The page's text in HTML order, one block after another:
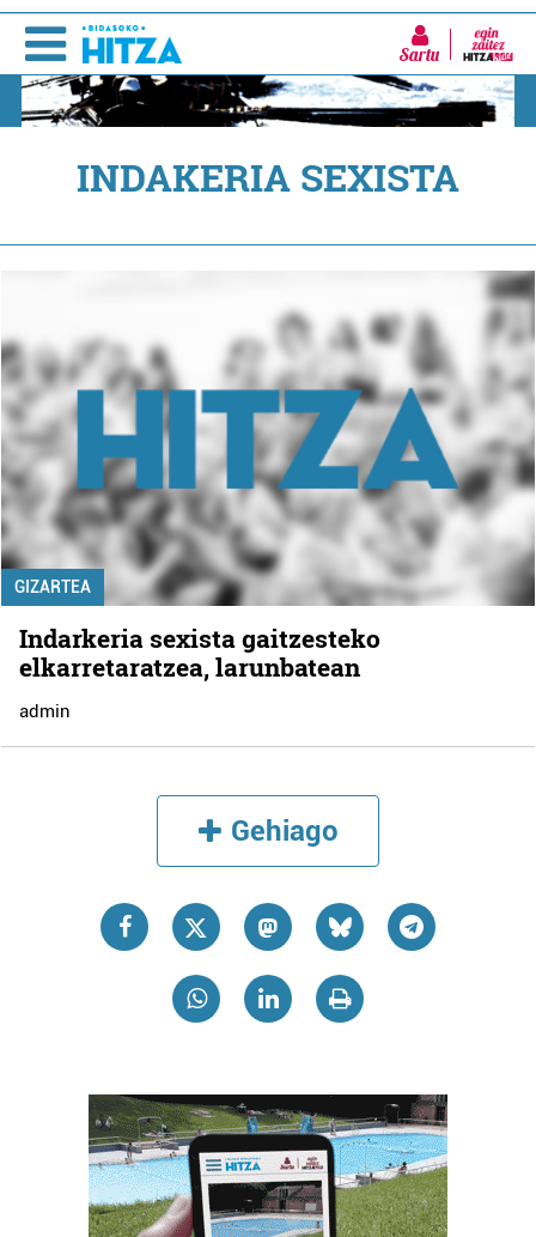
Sartu
INDAKERIA SEXISTA
GIZARTEA
Indarkeria sexista gaitzesteko
elkarretaratzea, larunbatean
admin
Gehiago